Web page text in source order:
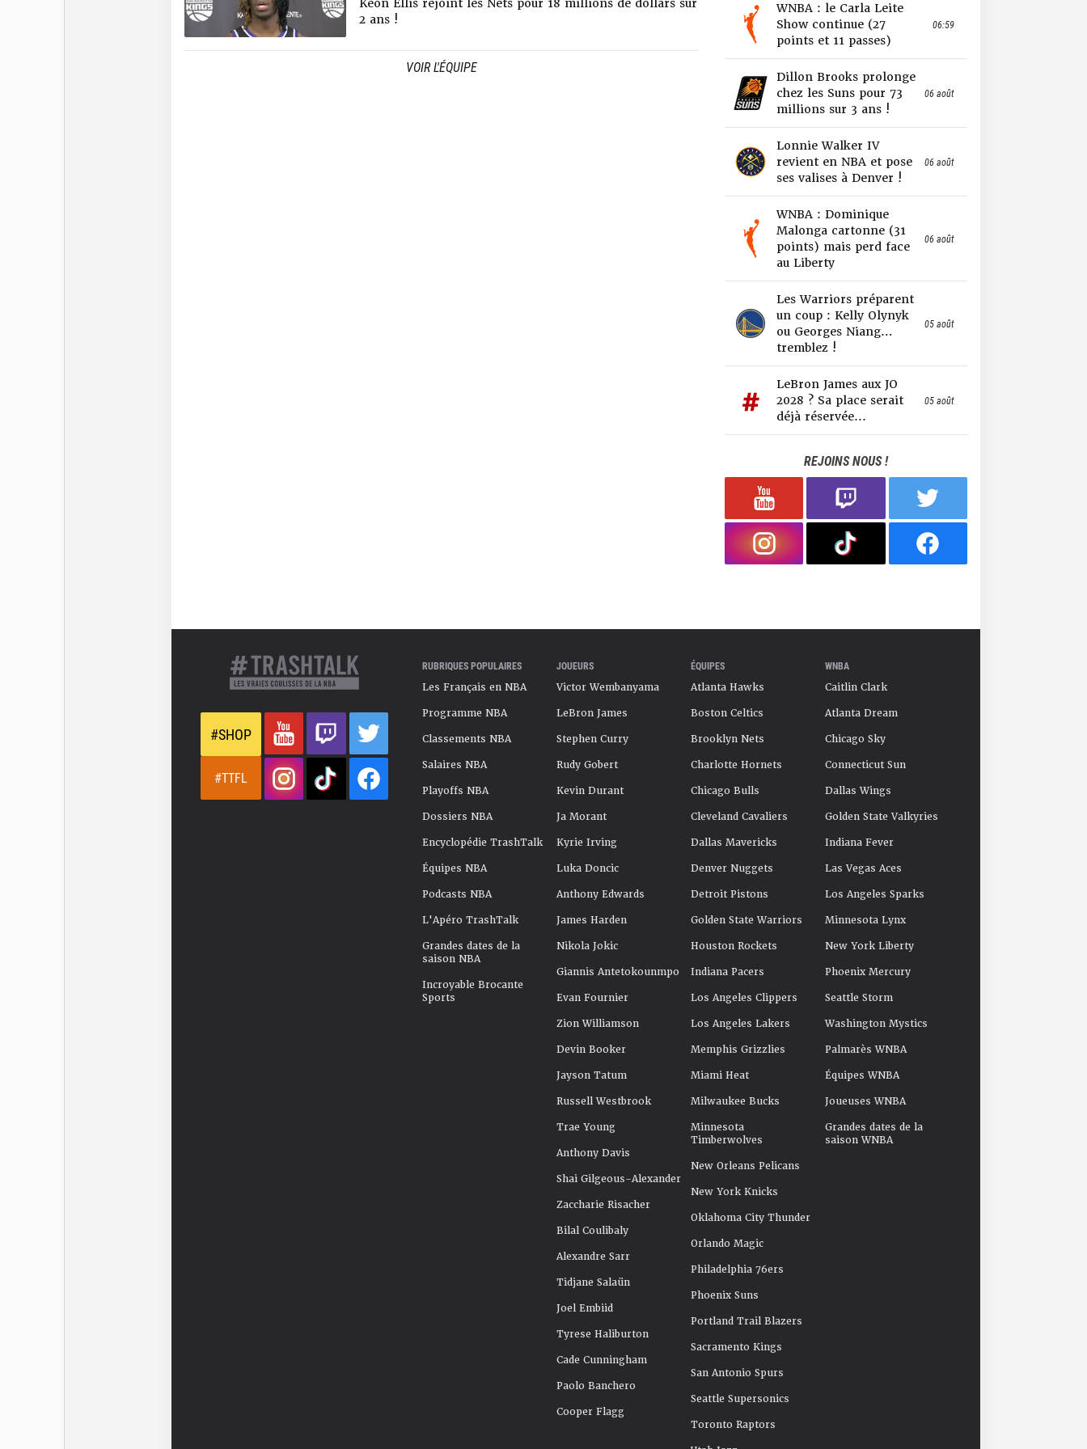
du poste, Dillon Brooks. Après 3 saisons chez les Grizzlies, Williams est
échangé en 2024 aux Brooklyn Nets, dans un projet jeune où il peut obtenir
plus de temps de jeu et de responsabilités.
Ziaire Williams n’est pas dénué de talent ni de qualité mais il doit trouver
Keon Ellis rejoint les Nets pour 18 millions de dollars sur
2 ans !
VOIR L'ÉQUIPE
WNBA : le Carla Leite
Show continue (27
points et 11 passes)
06:59
Dillon Brooks prolonge
chez les Suns pour 73
millions sur 3 ans !
06 août
Lonnie Walker IV
revient en NBA et pose
ses valises à Denver !
06 août
WNBA : Dominique
Malonga cartonne (31
points) mais perd face
au Liberty
06 août
Les Warriors préparent
un coup : Kelly Olynyk
ou Georges Niang…
tremblez !
05 août
LeBron James aux JO
2028 ? Sa place serait
déjà réservée...
05 août
REJOINS NOUS !
#SHOP
#TTFL
RUBRIQUES POPULAIRES
Les Français en NBA
Programme NBA
Classements NBA
Salaires NBA
Playoffs NBA
Dossiers NBA
Encyclopédie TrashTalk
Équipes NBA
Podcasts NBA
L'Apéro TrashTalk
Grandes dates de la
saison NBA
Incroyable Brocante
Sports
JOUEURS
Victor Wembanyama
LeBron James
Stephen Curry
Rudy Gobert
Kevin Durant
Ja Morant
Kyrie Irving
Luka Doncic
Anthony Edwards
James Harden
Nikola Jokic
Giannis Antetokounmpo
Evan Fournier
Zion Williamson
Devin Booker
Jayson Tatum
Russell Westbrook
Trae Young
Anthony Davis
Shai Gilgeous-Alexander
Zaccharie Risacher
Bilal Coulibaly
Alexandre Sarr
Tidjane Salaün
Joel Embiid
Tyrese Haliburton
Cade Cunningham
Paolo Banchero
Cooper Flagg
ÉQUIPES
Atlanta Hawks
Boston Celtics
Brooklyn Nets
Charlotte Hornets
Chicago Bulls
Cleveland Cavaliers
Dallas Mavericks
Denver Nuggets
Detroit Pistons
Golden State Warriors
Houston Rockets
Indiana Pacers
Los Angeles Clippers
Los Angeles Lakers
Memphis Grizzlies
Miami Heat
Milwaukee Bucks
Minnesota
Timberwolves
New Orleans Pelicans
New York Knicks
Oklahoma City Thunder
Orlando Magic
Philadelphia 76ers
Phoenix Suns
Portland Trail Blazers
Sacramento Kings
San Antonio Spurs
Seattle Supersonics
Toronto Raptors
WNBA
Caitlin Clark
Atlanta Dream
Chicago Sky
Connecticut Sun
Dallas Wings
Golden State Valkyries
Indiana Fever
Las Vegas Aces
Los Angeles Sparks
Minnesota Lynx
New York Liberty
Phoenix Mercury
Seattle Storm
Washington Mystics
Palmarès WNBA
Équipes WNBA
Joueuses WNBA
Grandes dates de la
saison WNBA